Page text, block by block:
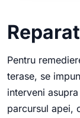
Pentru
terase, se
interveni
parcursul apei,